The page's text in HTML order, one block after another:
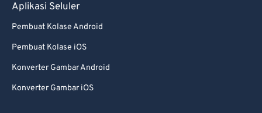
Aplikasi Seluler
Pembuat Kolase Android
Pembuat Kolase iOS
Konverter Gambar Android
Konverter Gambar iOS